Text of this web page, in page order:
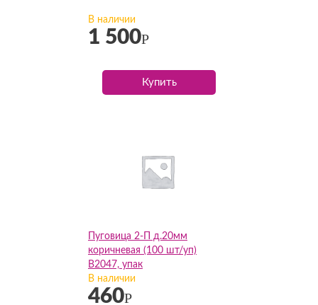
В наличии
1 500Р
Купить
Пуговица 2-П д.20мм
коричневая (100 шт/уп)
В2047, упак
В наличии
460Р